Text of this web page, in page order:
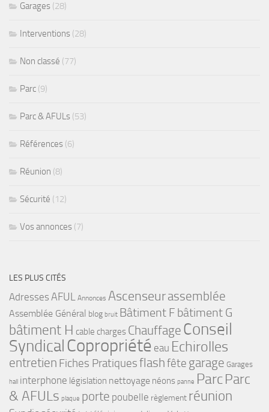
Garages (28)
Interventions (28)
Non classé (77)
Parc (9)
Parc & AFULs (53)
Références (6)
Réunion (8)
Sécurité (12)
Vos annonces (7)
LES PLUS CITÉS
Adresses AFUL Annonces Ascenseurassemblée
Assemblée Général blog bruit Bâtiment F bâtiment G
bâtiment H cable charges Chauffage Conseil
Syndical Copropriété eau Echirolles
entretien Fiches Pratiquesflashfête garage Garages
hall interphone législation nettoyage néons panne ParcParc
& AFULs plaque porte poubelle règlement réunion